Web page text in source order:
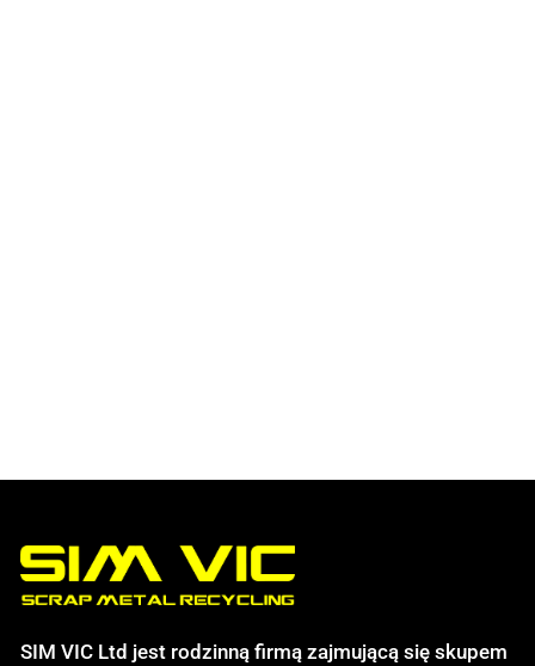
SIM VIC Ltd jest rodzinną firmą zajmującą się skupem